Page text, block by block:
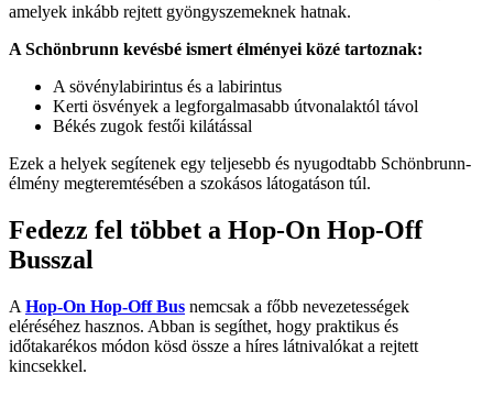
amelyek inkább rejtett gyöngyszemeknek hatnak.
A Schönbrunn kevésbé ismert élményei közé tartoznak:
A sövénylabirintus és a labirintus
Kerti ösvények a legforgalmasabb útvonalaktól távol
Békés zugok festői kilátással
Ezek a helyek segítenek egy teljesebb és nyugodtabb Schönbrunn-
élmény megteremtésében a szokásos látogatáson túl.
Fedezz fel többet a Hop-On Hop-Off
Busszal
A Hop-On Hop-Off Bus nemcsak a főbb nevezetességek
eléréséhez hasznos. Abban is segíthet, hogy praktikus és
időtakarékos módon kösd össze a híres látnivalókat a rejtett
kincsekkel.